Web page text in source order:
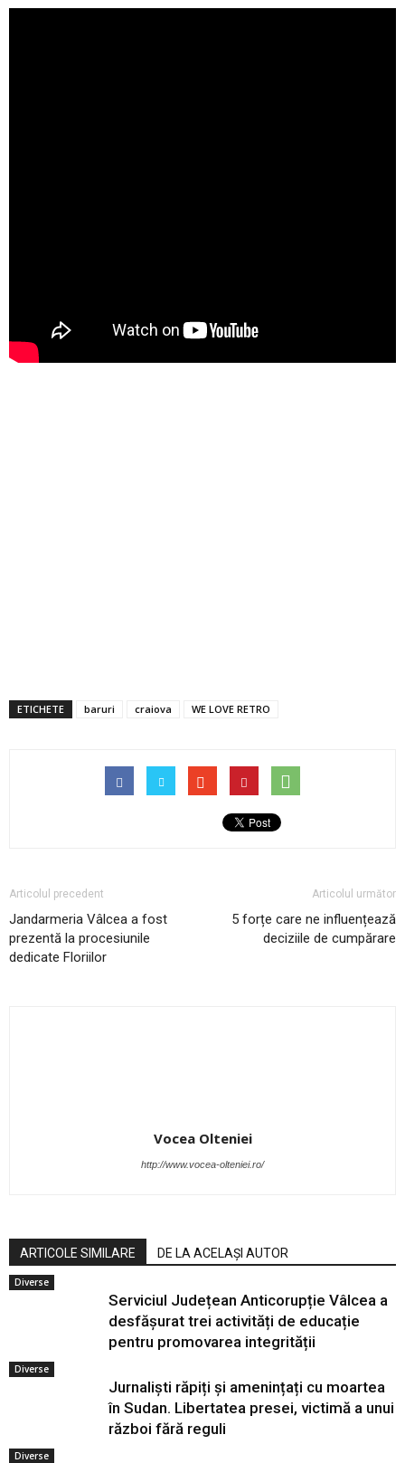
ETICHETE baruri craiova WE LOVE RETRO
Articolul precedent
Jandarmeria Vâlcea a fost
prezentă la procesiunile
dedicate Floriilor
Articolul următor
5 forțe care ne influențează
deciziile de cumpărare
Vocea Olteniei
http://www.vocea-olteniei.ro/
ARTICOLE SIMILARE DE LA ACELAȘI AUTOR
Diverse
Serviciul Județean Anticorupție Vâlcea a
desfășurat trei activități de educație
pentru promovarea integrității
Diverse
Jurnaliști răpiți și amenințați cu moartea
în Sudan. Libertatea presei, victimă a unui
război fără reguli
Diverse